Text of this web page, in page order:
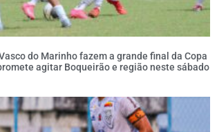
do Marinho fazem a grande final da Copa
agitar Boqueirão e região neste sábado